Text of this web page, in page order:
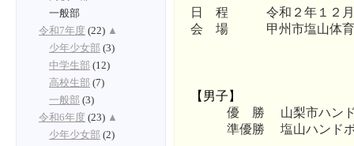
日 程 令和２年１２月
会 場 甲州市塩山体育
【男子】
優 勝
山梨市ハン
準優勝
塩山ハンド
一般部
令和7年度 (22) ▲
少年少女部 (3)
中学生部 (12)
高校生部 (7)
一般部 (3)
令和6年度 (23) ▲
少年少女部 (2)